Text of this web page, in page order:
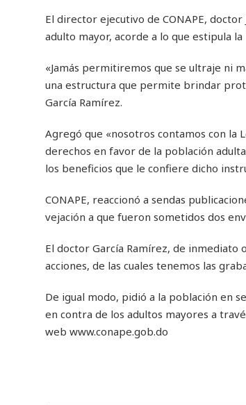
El director ejecutivo de CONAPE,
adulto mayor, acorde a lo que estipula
«Jamás permitiremos que se ultraje ni
una estructura que permite brindar
García Ramírez.
Agregó que «nosotros contamos con la
derechos en favor de la población
los beneficios que le confiere dicho
CONAPE, reaccionó a sendas
vejación a que fueron sometidos dos
El doctor García Ramírez, de inmediato
acciones, de las cuales tenemos las
De igual modo, pidió a la población en
en contra de los adultos mayores a
web www.conape.gob.do